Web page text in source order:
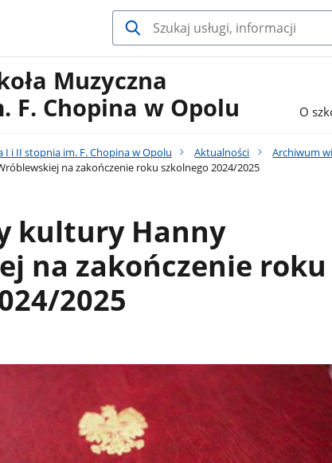
Muzyczna
F. Chopina w Opolu
O
I i II stopnia im. F. Chopina w Opolu Aktualności Archiwum
na zakończenie roku szkolnego 2024/2025
kultury Hanny
na zakończenie roku
2025